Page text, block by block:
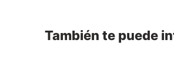
También te puede